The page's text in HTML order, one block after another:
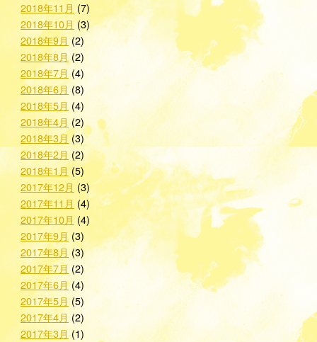
2018年11月 (7)
2018年10月(3)
2018年9月 (2)
2018年8月(2)
2018年7月(4)
2018年6月 (8)
2018年5月(4)
2018年4月 (2)
2018年3月 (3)
2018年2月(2)
2018年1月 (5)
2017年12月 (3)
2017年11月 (4)
2017年10月 (4)
2017年9月 (3)
2017年8月 (3)
2017年7月 (2)
2017年6月(4)
2017年5月 (5)
2017年4月 (2)
2017年3月 (1)